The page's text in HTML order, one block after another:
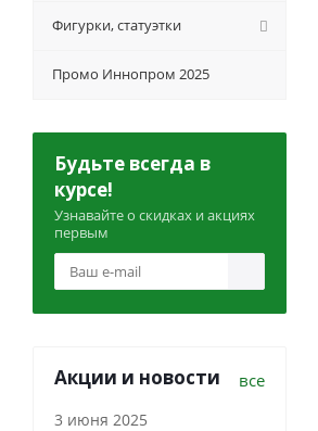
Фигурки, статуэтки
Промо Иннопром 2025
Будьте всегда в
курсе!
Узнавайте о скидках и акциях
первым
Акции и новости все
3 июня 2025